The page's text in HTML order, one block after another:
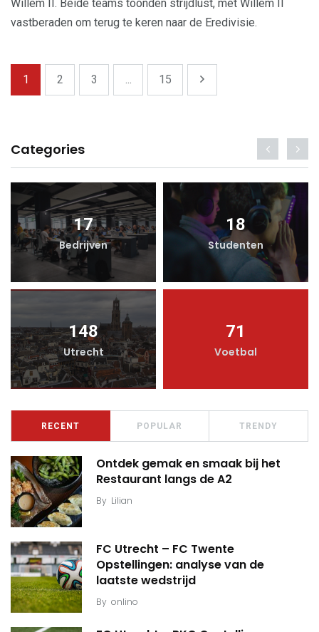
Willem II. Beide teams toonden strijdlust, met Willem II
vastberaden om terug te keren naar de Eredivisie.
1 2 3 ... 15
Categories
17
Bedrijven
18
Studenten
148
Utrecht
71
Voetbal
RECENT POPULAR TRENDY
Ontdek gemak en smaak bij het
Restaurant langs de A2
By Lilian
FC Utrecht – FC Twente
Opstellingen: analyse van de
laatste wedstrijd
By onlino